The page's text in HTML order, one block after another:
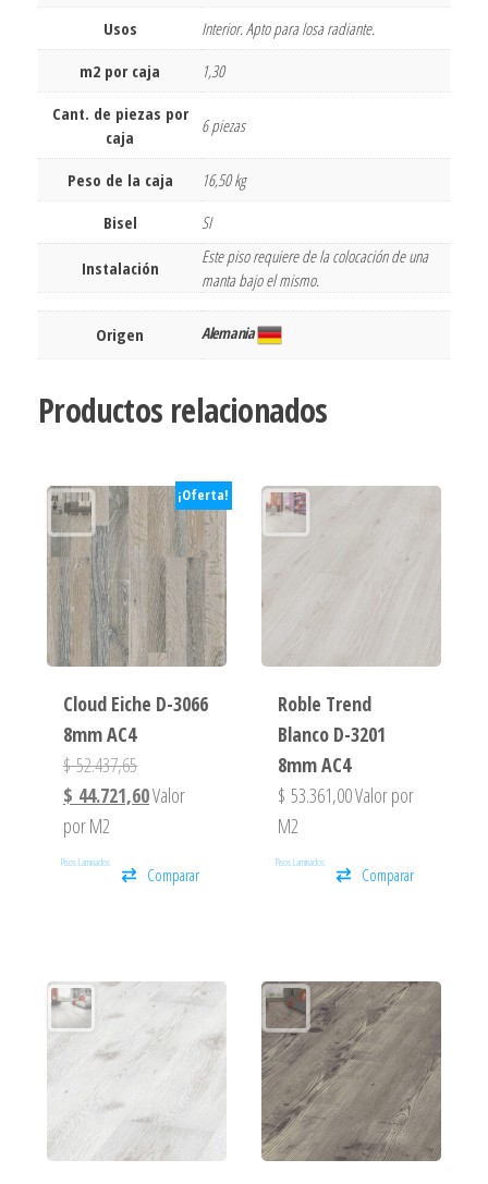
Usos
Interior. Apto para losa radiante.
m2 por caja
1,30
Cant. de piezas por
caja
6 piezas
Peso de la caja
16,50 kg
Bisel
SI
Instalación
Este piso requiere de la colocación de una
manta bajo el mismo.
Origen Alemania
Productos relacionados
¡Oferta!
Cloud Eiche D-3066
8mm AC4
$52.437,65
$ 44.721,60Valor
por M2
Pisos Laminados
Comparar
Roble Trend
Blanco D-3201
8mm AC4
$ 53.361,00Valor por
M2
Pisos Laminados
Comparar